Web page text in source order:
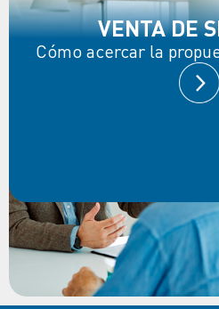
VENTA DE
Cómo acercar la